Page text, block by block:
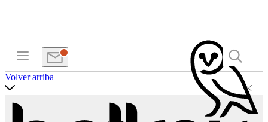
Volver arriba